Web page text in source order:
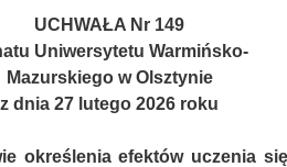
UCHWAŁA Nr 149
Uniwersytetu Warmińsko-
Mazurskiego w Olsztynie
z dnia 27 lutego 2026 roku
określenia efektów uczenia się